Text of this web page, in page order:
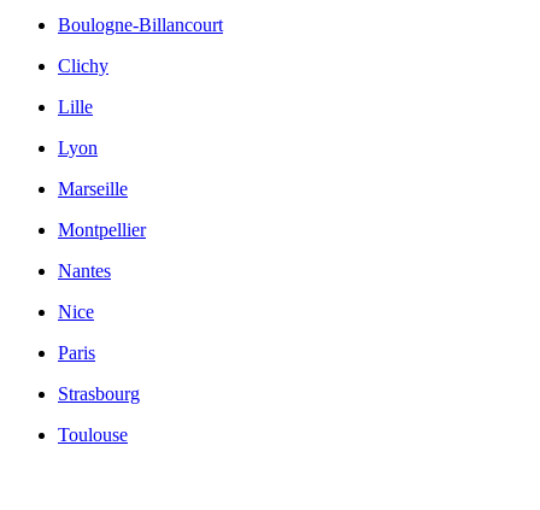
Boulogne-Billancourt
Clichy
Lille
Lyon
Marseille
Montpellier
Nantes
Nice
Paris
Strasbourg
Toulouse